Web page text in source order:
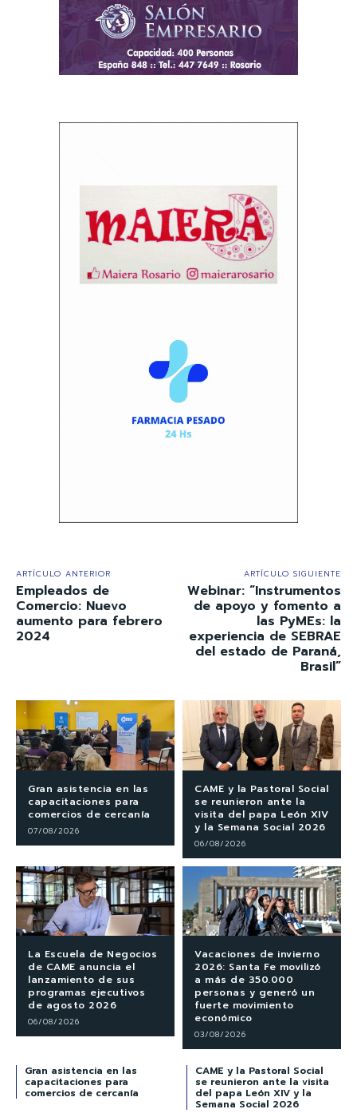
ARTÍCULO ANTERIOR
Empleados de
Comercio: Nuevo
aumento para febrero
2024
ARTÍCULO SIGUIENTE
Webinar: “Instrumentos
de apoyo y fomento a
las PyMEs: la
experiencia de SEBRAE
del estado de Paraná,
Brasil”
Gran asistencia en las
capacitaciones para
comercios de cercanía
07/08/2026
CAME y la Pastoral Social
se reunieron ante la
visita del papa León XIV
y la Semana Social 2026
06/08/2026
La Escuela de Negocios
de CAME anuncia el
lanzamiento de sus
programas ejecutivos
de agosto 2026
06/08/2026
Vacaciones de invierno
2026: Santa Fe movilizó
a más de 350.000
personas y generó un
fuerte movimiento
económico
03/08/2026
Gran asistencia en las
capacitaciones para
comercios de cercanía
CAME y la Pastoral Social
se reunieron ante la visita
del papa León XIV y la
Semana Social 2026